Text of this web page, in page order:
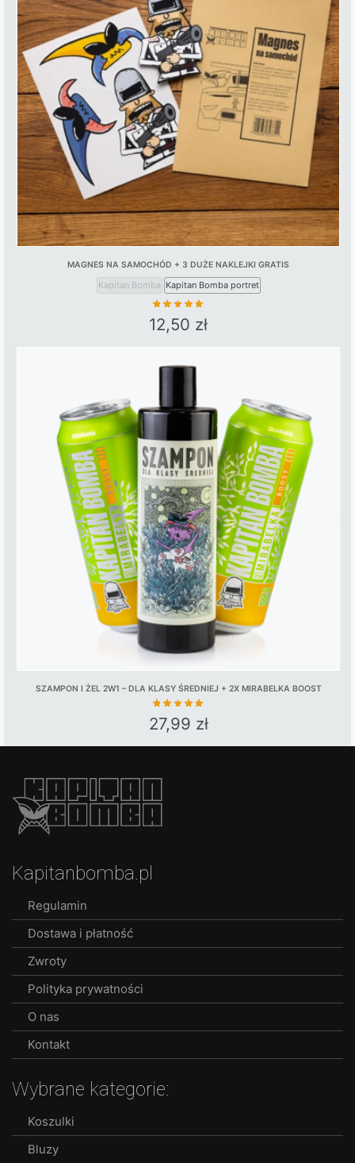
MAGNES NA SAMOCHÓD + 3 DUŻE NAKLEJKI GRATIS
Kapitan Bomba Kapitan Bomba portret
12,50 zł
This
product
multiple
variants.
The
options
may
be
chosen
on
the
product
page
SZAMPON I ŻEL 2W1 – DLA KLASY ŚREDNIEJ + 2X MIRABELKA BOOST
27,99 zł
Kapitanbomba.pl
Regulamin
Dostawa i płatność
Zwroty
Polityka prywatności
O nas
Kontakt
Wybrane kategorie:
Koszulki
Bluzy